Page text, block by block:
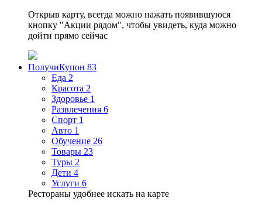
Открыв карту, всегда можно нажать появившуюся
кнопку "Акции рядом", чтобы увидеть, куда можно
дойти прямо сейчас
ПолучиКупон 83
Еда 2
Красота 2
Здоровье 1
Развлечения 6
Спорт 1
Авто 1
Обучение 26
Товары 23
Туры 2
Дети 4
Услуги 6
Рестораны удобнее искать на карте